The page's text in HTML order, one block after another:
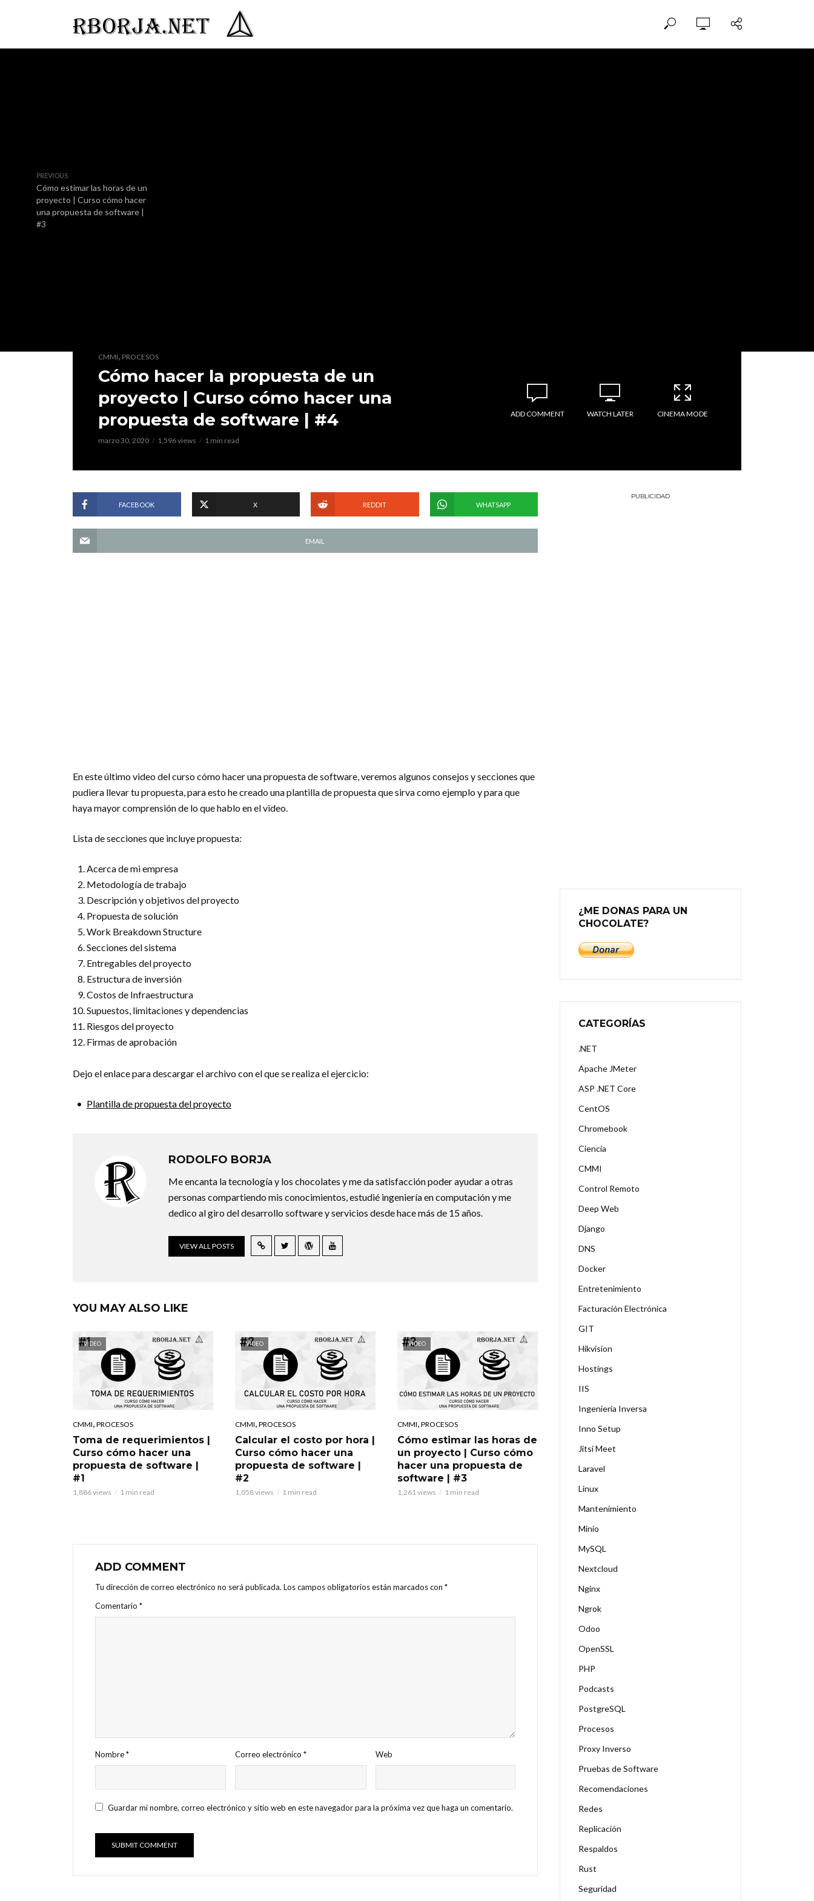
PREVIOUS
Cómo estimar las horas de un
proyecto | Curso cómo hacer
una propuesta de software |
#3
CMMI, PROCESOS
Cómo hacer la propuesta de un
proyecto | Curso cómo hacer una
propuesta de software | #4
marzo 30, 2020 1,596 views 1 min read
ADD COMMENT WATCH LATER CINEMA MODE
FACEBOOK X REDDIT WHATSAPP
EMAIL
En este último video del curso cómo hacer una propuesta de software, veremos algunos consejos y secciones que
pudiera llevar tu propuesta, para esto he creado una plantilla de propuesta que sirva como ejemplo y para que
haya mayor comprensión de lo que hablo en el video.
Lista de secciones que incluye propuesta:
Acerca de mi empresa
Metodología de trabajo
Descripción y objetivos del proyecto
Propuesta de solución
Work Breakdown Structure
Secciones del sistema
Entregables del proyecto
Estructura de inversión
Costos de Infraestructura
Supuestos, limitaciones y dependencias
Riesgos del proyecto
Firmas de aprobación
Dejo el enlace para descargar el archivo con el que se realiza el ejercicio:
Plantilla de propuesta del proyecto
RODOLFO BORJA
Me encanta la tecnología y los chocolates y me da satisfacción poder ayudar a otras
personas compartiendo mis conocimientos, estudié ingeniería en computación y me
dedico al giro del desarrollo software y servicios desde hace más de 15 años.
VIEW ALL POSTS
YOU MAY ALSO LIKE
VIDEO
CMMI, PROCESOS
Toma de requerimientos |
Curso cómo hacer una
propuesta de software |
#1
1,886 views 1 min read
VIDEO
CMMI, PROCESOS
Calcular el costo por hora |
Curso cómo hacer una
propuesta de software |
#2
1,058 views 1 min read
VIDEO
CMMI, PROCESOS
Cómo estimar las horas de
un proyecto | Curso cómo
hacer una propuesta de
software | #3
1,261 views 1 min read
ADD COMMENT
Tu dirección de correo electrónico no será publicada. Los campos obligatorios están marcados con *
Comentario *
Nombre* Correo electrónico* Web
Guardar mi nombre, correo electrónico y sitio web en este navegador para la próxima vez que haga un comentario.
PUBLICIDAD
¿ME DONAS PARA UN
CHOCOLATE?
CATEGORÍAS
.NET
Apache JMeter
ASP .NET Core
CentOS
Chromebook
Ciencia
CMMI
Control Remoto
Deep Web
Django
DNS
Docker
Entretenimiento
Facturación Electrónica
GIT
Hikvision
Hostings
IIS
Ingeniería Inversa
Inno Setup
Jitsi Meet
Laravel
Linux
Mantenimiento
Minio
MySQL
Nextcloud
Nginx
Ngrok
Odoo
OpenSSL
PHP
Podcasts
PostgreSQL
Procesos
Proxy Inverso
Pruebas de Software
Recomendaciones
Redes
Replicación
Respaldos
Rust
Seguridad